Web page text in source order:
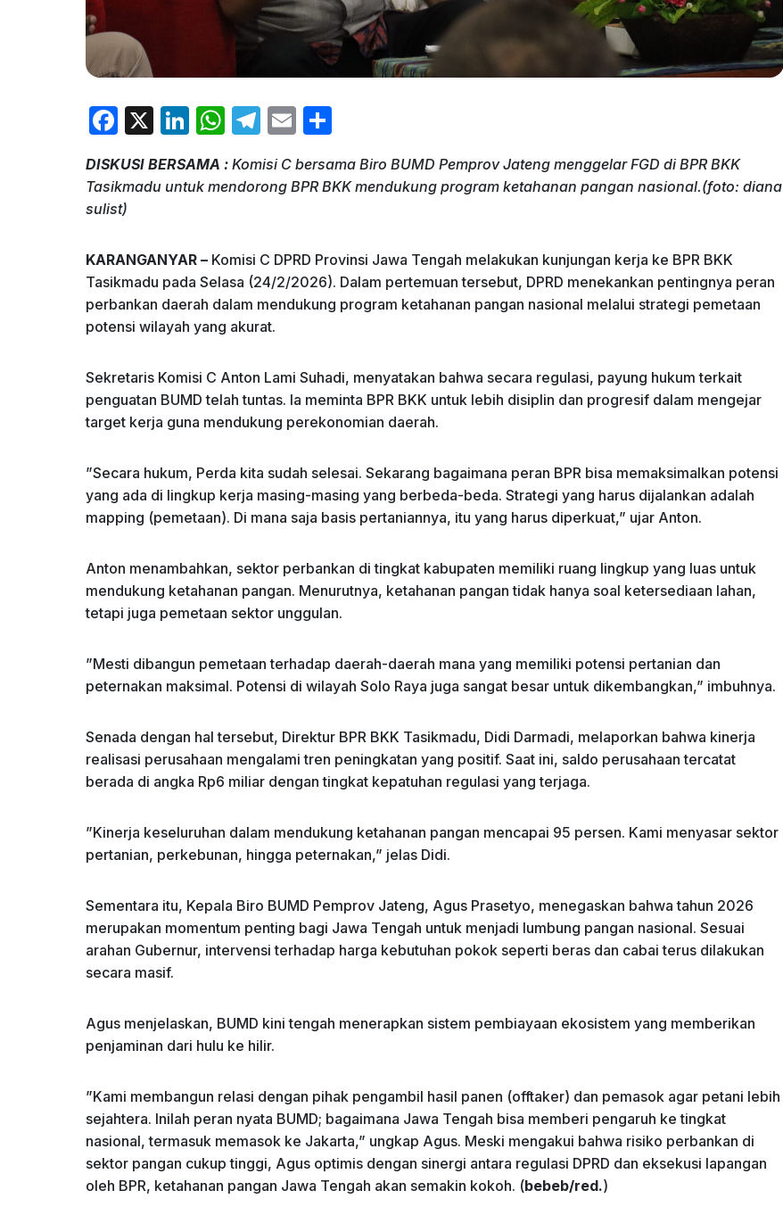
F
c
e
o
o
k
X
Li
k
n
W
at
p
p
T
e
gr
m
E
ai ar
DISKUSI BERSAMA : Komisi C bersama Biro BUMD Pemprov Jateng menggelar FGD di BPR BKK
Tasikmadu untuk mendorong BPR BKK mendukung program ketahanan pangan nasional.(foto: diana
sulist)
KARANGANYAR – Komisi C DPRD Provinsi Jawa Tengah melakukan kunjungan kerja ke BPR BKK
Tasikmadu pada Selasa (24/2/2026). Dalam pertemuan tersebut, DPRD menekankan pentingnya peran
perbankan daerah dalam mendukung program ketahanan pangan nasional melalui strategi pemetaan
potensi wilayah yang akurat.
​Sekretaris Komisi C Anton Lami Suhadi, menyatakan bahwa secara regulasi, payung hukum terkait
penguatan BUMD telah tuntas. Ia meminta BPR BKK untuk lebih disiplin dan progresif dalam mengejar
target kerja guna mendukung perekonomian daerah.
​”Secara hukum, Perda kita sudah selesai. Sekarang bagaimana peran BPR bisa memaksimalkan potensi
yang ada di lingkup kerja masing-masing yang berbeda-beda. Strategi yang harus dijalankan adalah
mapping (pemetaan). Di mana saja basis pertaniannya, itu yang harus diperkuat,” ujar Anton.
​Anton menambahkan, sektor perbankan di tingkat kabupaten memiliki ruang lingkup yang luas untuk
mendukung ketahanan pangan. Menurutnya, ketahanan pangan tidak hanya soal ketersediaan lahan,
tetapi juga pemetaan sektor unggulan.
​”Mesti dibangun pemetaan terhadap daerah-daerah mana yang memiliki potensi pertanian dan
peternakan maksimal. Potensi di wilayah Solo Raya juga sangat besar untuk dikembangkan,” imbuhnya.
​Senada dengan hal tersebut, Direktur BPR BKK Tasikmadu, Didi Darmadi, melaporkan bahwa kinerja
realisasi perusahaan mengalami tren peningkatan yang positif. Saat ini, saldo perusahaan tercatat
berada di angka Rp6 miliar dengan tingkat kepatuhan regulasi yang terjaga.
​”Kinerja keseluruhan dalam mendukung ketahanan pangan mencapai 95 persen. Kami menyasar sektor
pertanian, perkebunan, hingga peternakan,” jelas Didi.
​Sementara itu, Kepala Biro BUMD Pemprov Jateng, Agus Prasetyo, menegaskan bahwa tahun 2026
merupakan momentum penting bagi Jawa Tengah untuk menjadi lumbung pangan nasional. Sesuai
arahan Gubernur, intervensi terhadap harga kebutuhan pokok seperti beras dan cabai terus dilakukan
secara masif.
​Agus menjelaskan, BUMD kini tengah menerapkan sistem pembiayaan ekosistem yang memberikan
penjaminan dari hulu ke hilir.
​”Kami membangun relasi dengan pihak pengambil hasil panen (offtaker) dan pemasok agar petani lebih
sejahtera. Inilah peran nyata BUMD; bagaimana Jawa Tengah bisa memberi pengaruh ke tingkat
nasional, termasuk memasok ke Jakarta,” ungkap Agus. ​Meski mengakui bahwa risiko perbankan di
sektor pangan cukup tinggi, Agus optimis dengan sinergi antara regulasi DPRD dan eksekusi lapangan
oleh BPR, ketahanan pangan Jawa Tengah akan semakin kokoh. (bebeb/red.)